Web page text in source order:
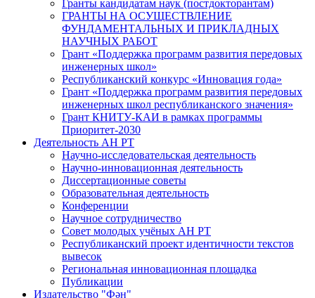
Гранты кандидатам наук (постдокторантам)
ГРАНТЫ НА ОСУЩЕСТВЛЕНИЕ
ФУНДАМЕНТАЛЬНЫХ И ПРИКЛАДНЫХ
НАУЧНЫХ РАБОТ
Грант «Поддержка программ развития передовых
инженерных школ»
Республиканский конкурс «Инновация года»
Грант «Поддержка программ развития передовых
инженерных школ республиканского значения»
Грант КНИТУ-КАИ в рамках программы
Приоритет-2030
Деятельность АН РТ
Научно-исследовательская деятельность
Научно-инновационная деятельность
Диссертационные советы
Образовательная деятельность
Конференции
Научное сотрудничество
Совет молодых учёных АН РТ
Республиканский проект идентичности текстов
вывесок
Региональная инновационная площадка
Публикации
Издательство "Фән"